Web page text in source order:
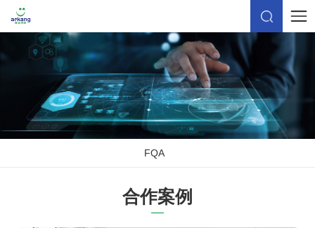
FQA
合作案例